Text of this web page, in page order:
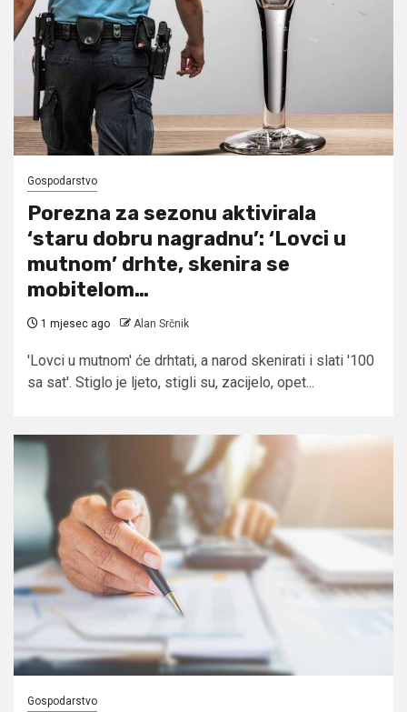
Gospodarstvo
Porezna za sezonu aktivirala
‘staru dobru nagradnu’: ‘Lovci u
mutnom’ drhte, skenira se
mobitelom…
1 mjesec ago Alan Srčnik
'Lovci u mutnom' će drhtati, a narod skenirati i slati '100
sa sat'. Stiglo je ljeto, stigli su, zacijelo, opet...
Gospodarstvo